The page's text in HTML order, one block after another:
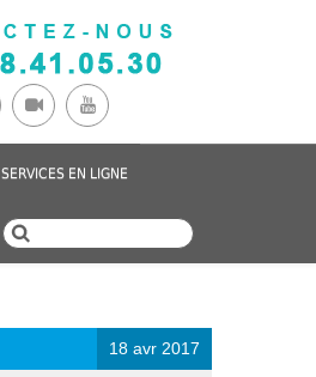
SERVICES EN LIGNE
18 avr 2017